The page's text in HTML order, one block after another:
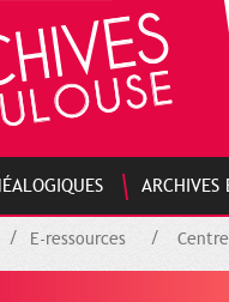
ARCHIVES
E-ressources